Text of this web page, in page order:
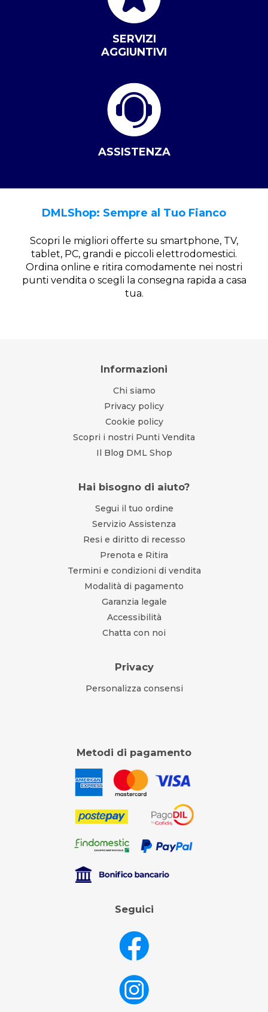
SERVIZI
AGGIUNTIVI
ASSISTENZA
DMLShop: Sempre al Tuo Fianco
Scopri le migliori offerte su smartphone, TV,
tablet, PC, grandi e piccoli elettrodomestici.
Ordina online e ritira comodamente nei nostri
punti vendita o scegli la consegna rapida a casa
tua.
Informazioni
Chi siamo
Privacy policy
Cookie policy
Scopri i nostri Punti Vendita
Il Blog DML Shop
Hai bisogno di aiuto?
Segui il tuo ordine
Servizio Assistenza
Resi e diritto di recesso
Prenota e Ritira
Termini e condizioni di vendita
Modalità di pagamento
Garanzia legale
Accessibilità
Chatta con noi
Privacy
Personalizza consensi
Metodi di pagamento
Seguici